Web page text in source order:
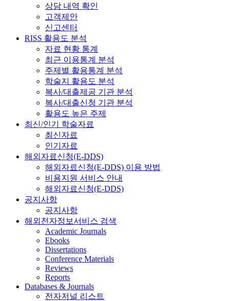
상담 내역 확인
고객제안
신고센터
RISS 활용도 분석
자료 현황 통계
최근 이용통계 분석
주제별 활용통계 분석
학술지 활용도 분석
복사/대출제공 기관 분석
복사/대출신청 기관 분석
활용도 높은 주제
최신/인기 학술자료
최신자료
인기자료
해외자료신청(E-DDS)
해외자료신청(E-DDS) 이용 방법
비용지원 서비스 안내
해외자료신청(E-DDS)
공지사항
공지사항
해외전자정보서비스 검색
Academic Journals
Ebooks
Dissertations
Conference Materials
Reviews
Reports
Databases & Journals
전자저널 리스트